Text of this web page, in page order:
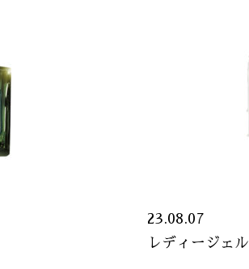
23.08.07
レディージェル